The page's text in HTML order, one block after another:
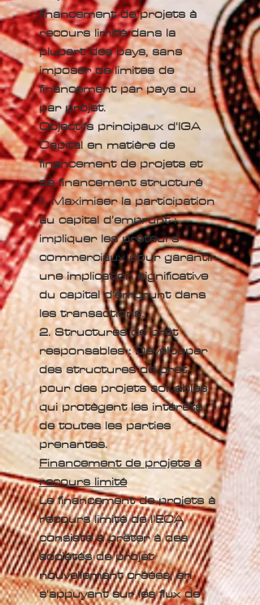
financement de projets à
recours limité dans la
plupart des pays, sans
imposer de limites de
financement par pays ou
par projet.
Objectifs principaux d'IGA
Capital en matière de
financement de projets et
de financement structuré
1. Maximiser la participation
au capital d’emprunt :
impliquer les prêteurs
commerciaux pour garantir
une implication significative
du capital d’emprunt dans
les transactions.
2. Structures de prêt
responsables : Développer
des structures de prêt
pour des projets solvables
qui protègent les intérêts
de toutes les parties
prenantes.
Financement de projets à
recours limité
Le financement de projets à
recours limité de l'ECA
consiste à prêter à des
sociétés de projet
nouvellement créées, en
s'appuyant sur les flux de